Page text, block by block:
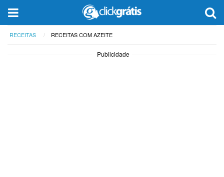
RECEITAS RECEITAS COM AZEITE
Publicidade